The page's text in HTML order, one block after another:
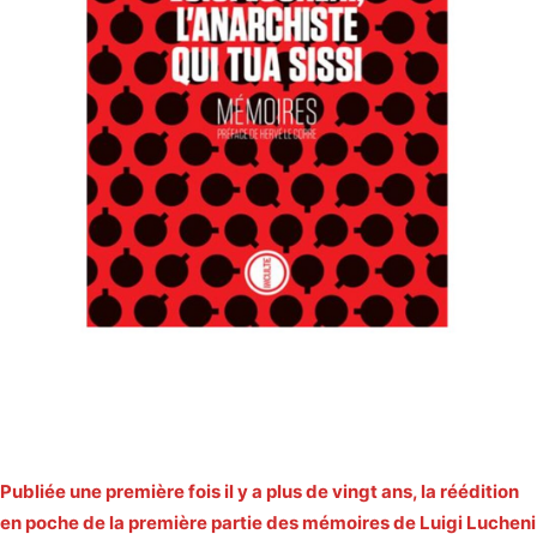
Publiée une première fois il y a plus de vingt ans, la réédition
en poche de la première partie des mémoires de Luigi Lucheni